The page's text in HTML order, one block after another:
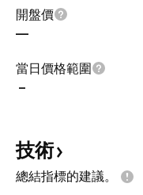
開盤價
—
當日價格範圍
–
技術
總結指標的建議。